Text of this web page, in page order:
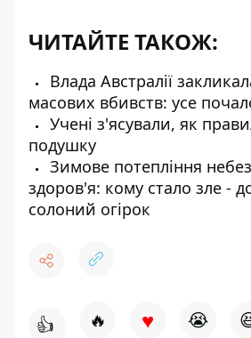
ЧИТАЙТЕ ТАКОЖ:
Влада Австралії
масових вбивств: усе
Учені з'ясували, як
подушку
Зимове потепління
здоров'я: кому стало зле -
солоний огірок
👍 🔥 ♥ 😭